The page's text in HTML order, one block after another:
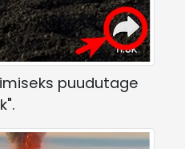
puudutage